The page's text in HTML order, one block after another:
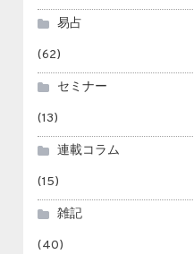
易占
(62)
セミナー
(13)
連載コラム
(15)
雑記
(40)